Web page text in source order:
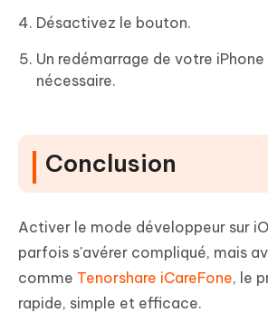
Désactivez le bouton.
Un redémarrage de votre
nécessaire.
Conclusion
Activer le mode développeur sur
parfois s'avérer compliqué, mais
comme Tenorshare iCareFone, le
rapide, simple et efficace.